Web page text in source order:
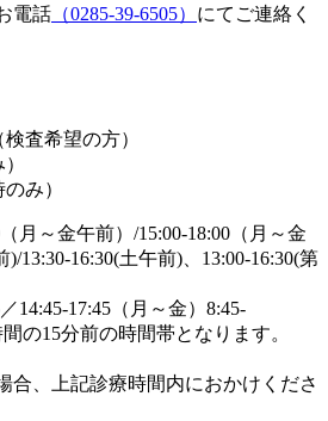
電話 （0285-39-6505） にてご連絡く
査希望の方）
み）
月～金午前）/15:00-18:00（月～金
13:30-16:30(土午前)、13:00-16:30(第
14:45-17:45（月～金）8:45-
の15分前の時間帯となります。
合、上記診療時間内におかけくださ